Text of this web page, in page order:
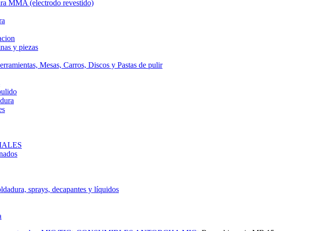
MMA (electrodo revestido)
y piezas
Mesas, Carros, Discos y Pastas de pulir
sprays, decapantes y líquidos